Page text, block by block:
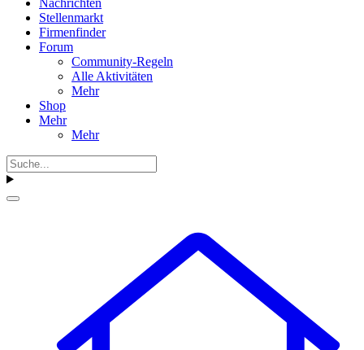
Stellenmarkt
Firmenfinder
Forum
Community-Regeln
Alle Aktivitäten
Mehr
Shop
Mehr
Mehr